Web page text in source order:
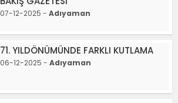
07-12-2025 - Adıyaman
71. YILDÖNÜMÜNDE FARKLI KUTLAMA
06-12-2025 - Adıyaman